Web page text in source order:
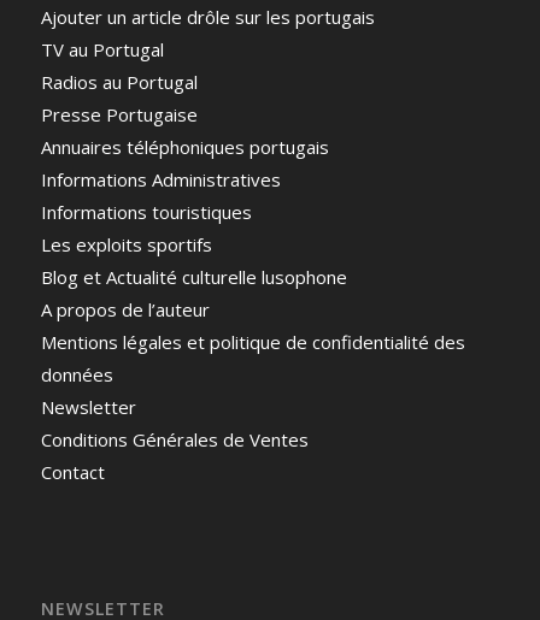
Ajouter un article drôle sur les portugais
TV au Portugal
Radios au Portugal
Presse Portugaise
Annuaires téléphoniques portugais
Informations Administratives
Informations touristiques
Les exploits sportifs
Blog et Actualité culturelle lusophone
A propos de l’auteur
Mentions légales et politique de confidentialité des
données
Newsletter
Conditions Générales de Ventes
Contact
NEWSLETTER